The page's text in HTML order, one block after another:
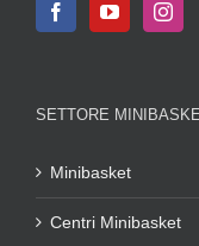
SETTORE
Minibasket
Centri Minibasket